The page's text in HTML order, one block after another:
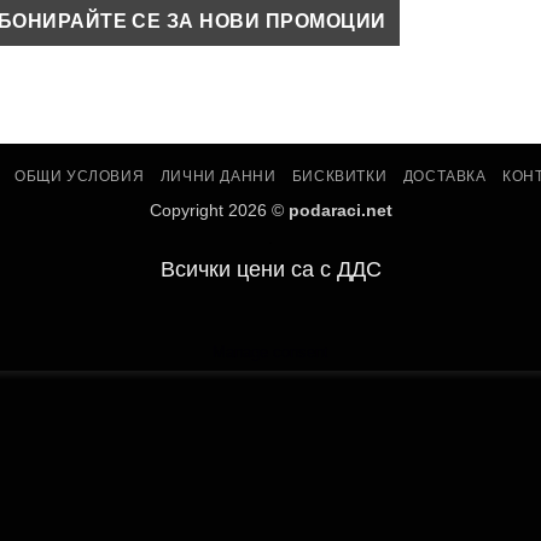
ОБЩИ УСЛОВИЯ ЛИЧНИ ДАННИ БИСКВИТКИ ДОСТАВКА
Copyright 2026 © podaraci.net
Всички цени са с ДДС